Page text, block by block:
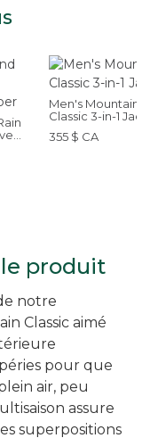
Men's Mountain
Classic 3-in-1
355 $ CA
produit
notre
Classic aimé
pour que
air, peu
assure
superpositions